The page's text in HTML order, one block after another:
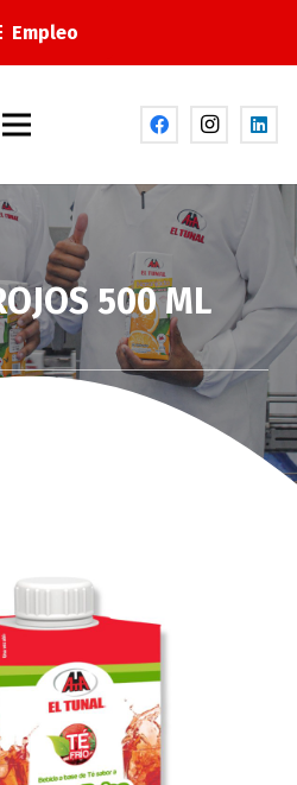
Empleo
500 ML